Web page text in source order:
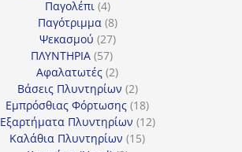
Παγολέπι 44
προϊόντα
Παγότριμμα 88
προϊόντα
Ψεκασμού 2727
προϊόντα
ΠΛΥΝΤΗΡΙΑ 5757
προϊόντα
Αφαλατωτές 22
προϊόντα
Βάσεις Πλυντηρίων 22
προϊόντα
Εμπρόσθιας Φόρτωσης 1818
προϊόντα
Εξαρτήματα Πλυντηρίων 1212
Καλάθια Πλυντηρίων 1515